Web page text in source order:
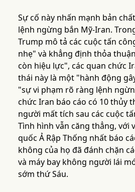
Sự cố này nhấn mạnh bản
lệnh ngừng bắn Mỹ-Iran.
Trump mô tả các cuộc tấn
nhẹ" và khẳng định thỏa
còn hiệu lực", các quan chức
thái này là một "hành động
"sự vi phạm rõ ràng lệnh
chức Iran báo cáo có 10 thủy
người mất tích sau các cuộc
Tình hình vẫn căng thẳng, với
quốc Ả Rập Thống nhất báo
không của họ đã đánh chặn
và máy bay không người lái
sớm thứ Sáu.